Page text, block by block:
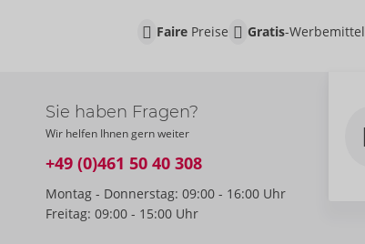
FairePreise Gratis-Werbemittel
Sie haben Fragen?
Wir helfen Ihnen gern weiter
+49 (0)461 50 40 308
Montag - Donnerstag: 09:00 - 16:00 Uhr
Freitag: 09:00 - 15:00 Uhr